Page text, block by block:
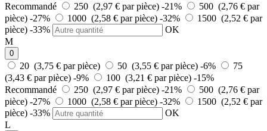
Recommandé
250 (2,97 € par pièce) -21%
500 (2,76 € par
pièce) -27% 1000 (2,58 € par pièce) -32%
1500 (2,52 € par
pièce) -33%
OK
M
0
20 (3,75 € par pièce) 50 (3,55 € par pièce) -6%
75
(3,43 € par pièce) -9% 100 (3,21 € par pièce) -15%
Recommandé
250 (2,97 € par pièce) -21%
500 (2,76 € par
pièce) -27% 1000 (2,58 € par pièce) -32%
1500 (2,52 € par
pièce) -33%
OK
L